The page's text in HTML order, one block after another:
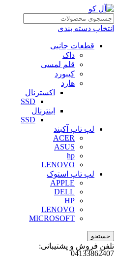
انتخاب دسته بندی
قطعات جانبی
داک
قلم لمسی
کیبورد
هارد
اکسترنال
SSD
اینترنال
SSD
لپ تاپ آکبند
ACER
ASUS
hp
LENOVO
لپ تاپ استوک
APPLE
DELL
HP
LENOVO
MICROSOFT
جستجو
تلفن فروش و پشتیبانی:
04133862407